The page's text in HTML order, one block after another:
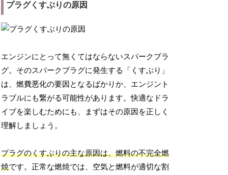
プラグくすぶりの原因
エンジンにとって無くてはならないスパークプラ
グ。そのスパークプラグに発生する「くすぶり」
は、燃費悪化の要因となるばかりか、エンジント
ラブルにも繋がる可能性があります。快適なドラ
イブを楽しむためにも、まずはその原因を正しく
理解しましょう。
プラグのくすぶりの主な原因は、燃料の不完全燃
焼です。正常な燃焼では、空気と燃料が適切な割